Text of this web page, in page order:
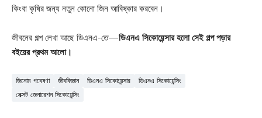
কিংবা কৃষির জন্য নতুন কোনো জিন আবিষ্কার করবেন।
জীবনের গল্প লেখা আছে ডিএনএ-তে—ডিএনএ সিকোয়েন্সার হলো সেই গল্প পড়ার
বইয়ের প্রথম আলো।
জিনোম গবেষণা জীববিজ্ঞান ডিএনএ সিকোয়েন্সার
ডিএনএ সিকোয়েন্সিং
নেক্সট জেনারেশন সিকোয়েন্সিং